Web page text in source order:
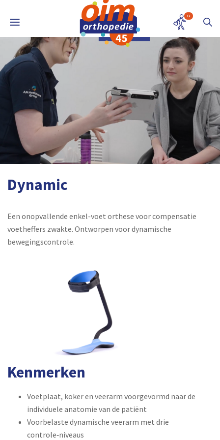
17
Dynamic
Een onopvallende enkel-voet orthese voor compensatie
voetheffers zwakte. Ontworpen voor dynamische
bewegingscontrole.
Kenmerken
Voetplaat, koker en veerarm voorgevormd naar de
individuele anatomie van de patiënt
Voorbelaste dynamische veerarm met drie
controle‑niveaus